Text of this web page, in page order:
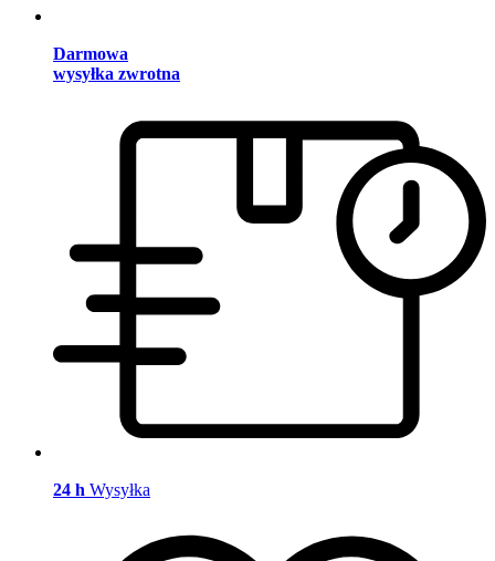
Darmowa
wysyłka zwrotna
24 h Wysyłka